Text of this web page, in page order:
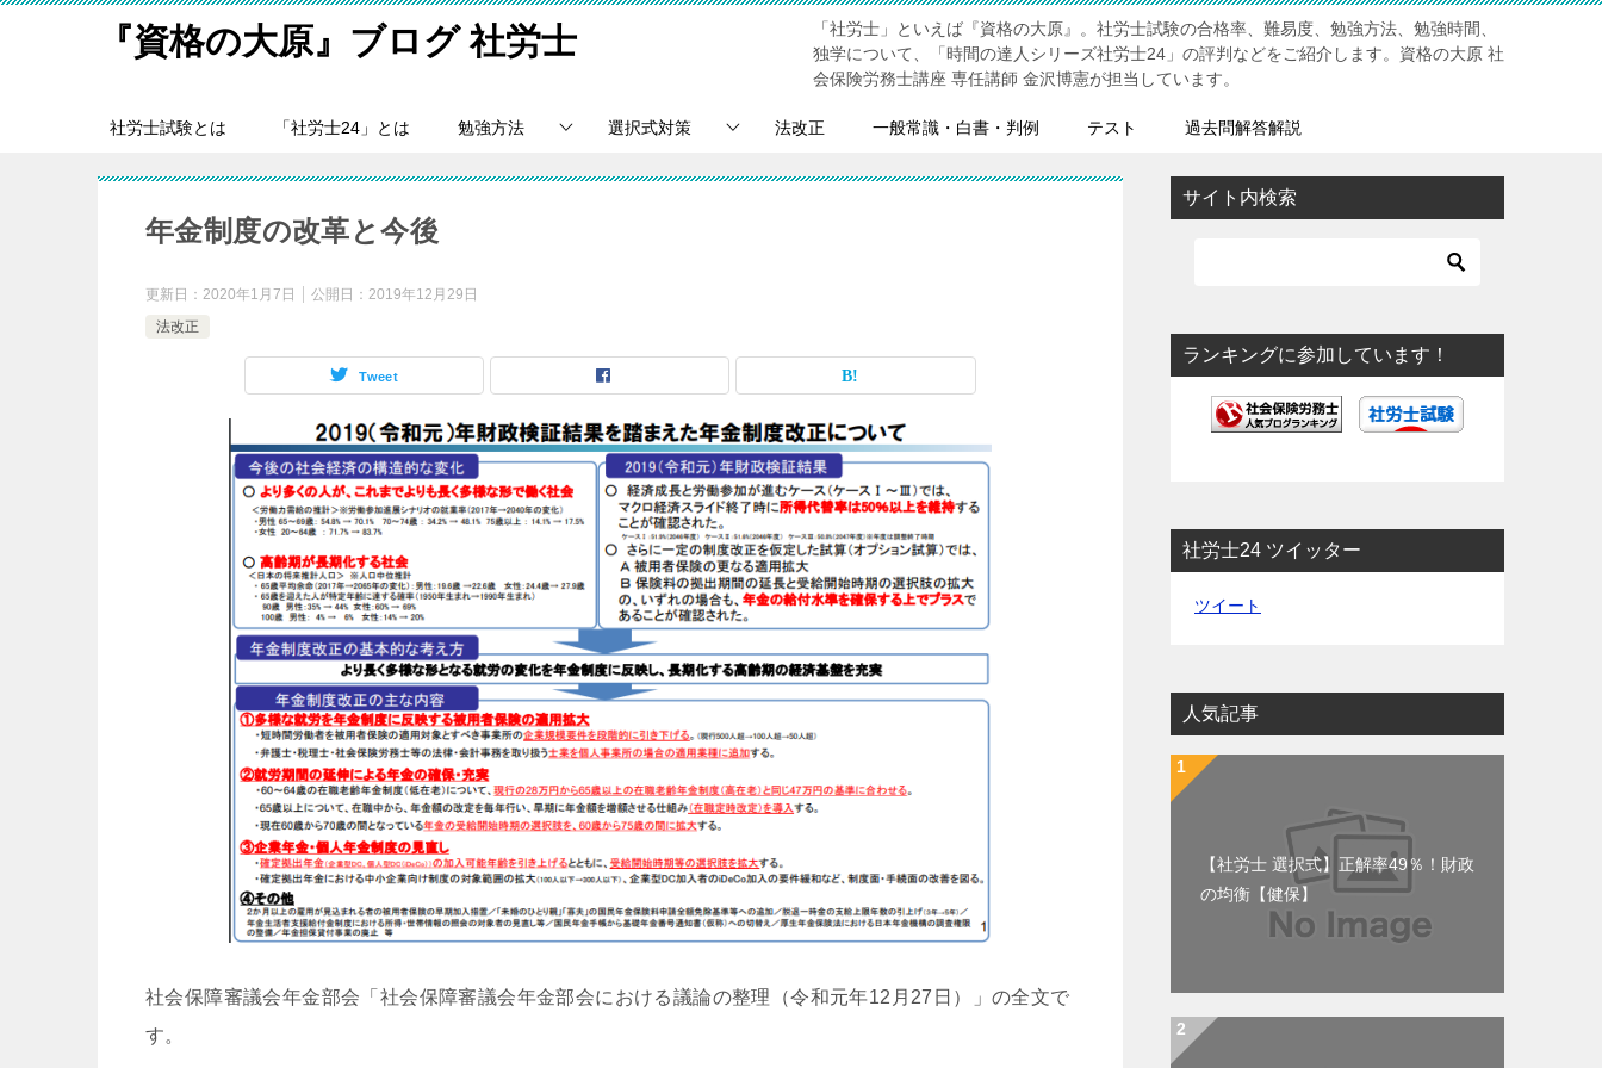
『資格の大原』ブログ 社労士
「社労士」といえば『資格の大原』。社労士試験の合格率、難易度、勉強方法、勉強時間、
独学について、「時間の達人シリーズ社労士24」の評判などをご紹介します。資格の大原 社
会保険労務士講座 専任講師 金沢博憲が担当しています。
社労士試験とは 「社労士24」とは 勉強方法 選択式対策 法改正 一般常識・白書・判例 テスト 過去問解答解説
年金制度の改革と今後
更新日： 2020年1月7日 公開日： 2019年12月29日
法改正
Tweet
社会保障審議会年金部会「社会保障審議会年金部会における議論の整理（令和元年12月27日）」の全文で
す。
サイト内検索
ランキングに参加しています！
社労士24 ツイッター
ツイート
人気記事
【社労士 選択式】正解率49％！財政
の均衡【健保】